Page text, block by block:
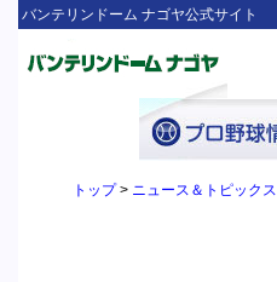
バンテリンドーム ナゴヤ公式サイト
トップ> ニュース＆トピックス